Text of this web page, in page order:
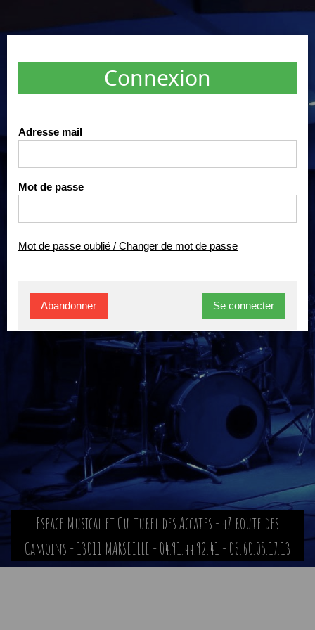
Espace Musical et Culturel des Accates - 47 route des
Camoins - 13011 MARSEILLE - 04.91.44.92.41 - 06.60.05.17.13
E.M.C.A
Connexion
Adresse mail
Mot de passe
Mot de passe oublié / Changer de mot de passe
Abandonner Se connecter